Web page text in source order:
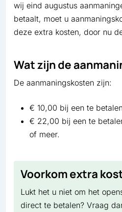
wij eind augustus
betaalt, moet u
deze extra kosten, door nu
Wat zijn de
De aanmaningskosten zijn:
€ 10,00 bij een te
€ 22,00 bij een te
of meer.
Voorkom extra
Lukt het u niet om het
direct te betalen? Vraag